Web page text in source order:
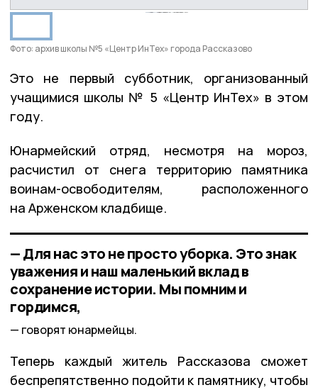
Фото: архив школы №5 «Центр ИнТех» города Рассказово
Это не первый субботник, организованный
учащимися школы № 5 «Центр ИнТех» в этом
году.
Юнармейский отряд, несмотря на мороз,
расчистил от снега территорию памятника
воинам-освободителям, расположенного
на Арженском кладбище.
— Для нас это не просто уборка. Это знак
уважения и наш маленький вклад в
сохранение истории. Мы помним и
гордимся,
говорят юнармейцы.
Теперь каждый житель Рассказова сможет
беспрепятственно подойти к памятнику, чтобы